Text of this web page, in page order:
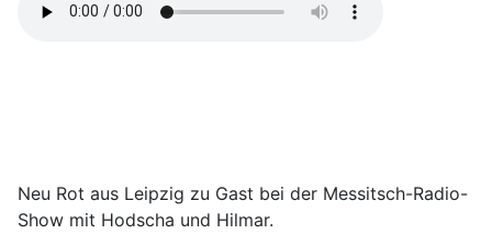
Neu Rot aus Leipzig zu Gast bei der Messitsch-Radio-
Show mit Hodscha und Hilmar.